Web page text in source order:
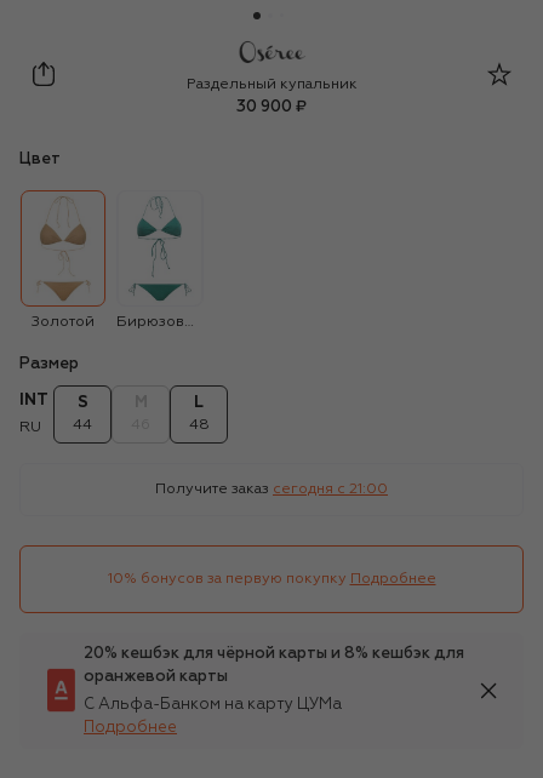
OSEREE
Раздельный купальник
30 900 ₽
Цвет
Золотой Бирюзовый
Размер
INT
RU
S
44
L
48
Получите заказ сегодня c 21:00
10% бонусов за первую покупку Подробнее
20% кешбэк для чёрной карты и 8% кешбэк для
оранжевой карты
С Альфа-Банком на карту ЦУМа
Подробнее